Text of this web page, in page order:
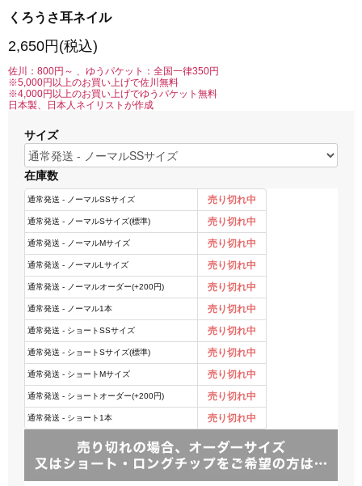
くろうさ耳ネイル
2,650円(税込)
佐川：800円～ 、ゆうパケット：全国一律350円
※5,000円以上のお買い上げで佐川無料
※4,000円以上のお買い上げでゆうパケット無料
日本製、日本人ネイリストが作成
サイズ
在庫数